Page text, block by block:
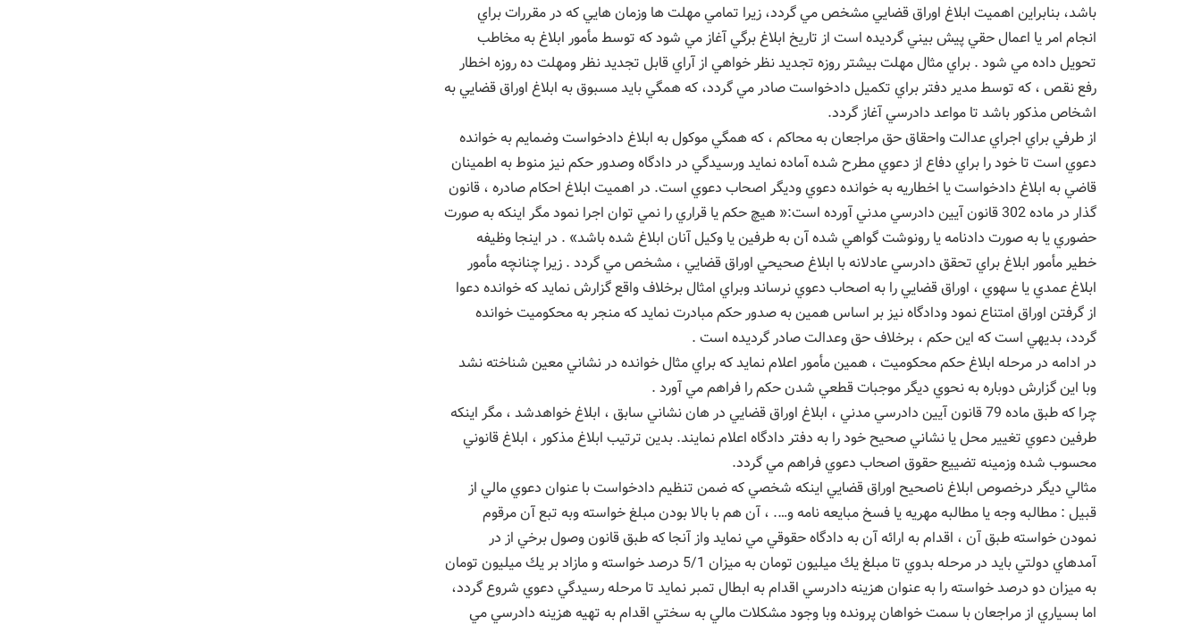
باشد، بنابراين اهميت ابلاغ اوراق قضايي مشخص مي گردد، زيرا تمامي مهلت ها وزمان هايي كه در مقررات براي
انجام امر يا اعمال حقي پيش بيني گرديده است از تاريخ ابلاغ برگي آغاز مي شود كه توسط مأمور ابلاغ به مخاطب
تحويل داده مي شود . براي مثال مهلت بيشتر روزه تجديد نظر خواهي از آراي قابل تجديد نظر ومهلت ده روزه اخطار
رفع نقص ، كه توسط مدير دفتر براي تكميل دادخواست صادر مي گردد، كه همگي بايد مسبوق به ابلاغ اوراق قضايي به
اشخاص مذكور باشد تا مواعد دادرسي آغاز گردد.
از طرفي براي اجراي عدالت واحقاق حق مراجعان به محاكم ، كه همگي موكول به ابلاغ دادخواست وضمايم به خوانده
دعوي است تا خود را براي دفاع از دعوي مطرح شده آماده نمايد ورسيدگي در دادگاه وصدور حكم نيز منوط به اطمينان
قاضي به ابلاغ دادخواست يا اخطاريه به خوانده دعوي وديگر اصحاب دعوي است. در اهميت ابلاغ احكام صادره ، قانون
گذار در ماده 302 قانون آيين دادرسي مدني آورده است:« هيچ حكم يا قراري را نمي توان اجرا نمود مگر اينكه به صورت
حضوري يا به صورت دادنامه يا رونوشت گواهي شده آن به طرفين يا وكيل آنان ابلاغ شده باشد» . در اينجا وظيفه
خطير مأمور ابلاغ براي تحقق دادرسي عادلانه با ابلاغ صحيحي اوراق قضايي ، مشخص مي گردد . زيرا چنانچه مأمور
ابلاغ عمدي يا سهوي ، اوراق قضايي را به اصحاب دعوي نرساند وبراي امثال برخلاف واقع گزارش نمايد كه خوانده دعوا
از گرفتن اوراق امتناع نمود ودادگاه نيز بر اساس همين به صدور حكم مبادرت نمايد كه منجر به محكوميت خوانده
گردد، بديهي است كه اين حكم ، برخلاف حق وعدالت صادر گرديده است .
در ادامه در مرحله ابلاغ حكم محكوميت ، همين مأمور اعلام نمايد كه براي مثال خوانده در نشاني معين شناخته نشد
وبا اين گزارش دوباره به نحوي ديگر موجبات قطعي شدن حكم را فراهم مي آورد .
چرا كه طبق ماده 79 قانون آيين دادرسي مدني ، ابلاغ اوراق قضايي در هان نشاني سابق ، ابلاغ خواهدشد ، مگر اينكه
طرفين دعوي تغيير محل يا نشاني صحيح خود را به دفتر دادگاه اعلام نمايند. بدين ترتيب ابلاغ مذكور ، ابلاغ قانوني
محسوب شده وزمينه تضييع حقوق اصحاب دعوي فراهم مي گردد.
مثالي ديگر درخصوص ابلاغ ناصحيح اوراق قضايي اينكه شخصي كه ضمن تنظيم دادخواست با عنوان دعوي مالي از
قبيل : مطالبه وجه يا مطالبه مهريه يا فسخ مبايعه نامه و…. ، آن هم با بالا بودن مبلغ خواسته وبه تبع آن مرقوم
نمودن خواسته طبق آن ، اقدام به ارائه آن به دادگاه حقوقي مي نمايد واز آنجا كه طبق قانون وصول برخي از در
آمدهاي دولتي بايد در مرحله بدوي تا مبلغ يك ميليون تومان به ميزان 5/1 درصد خواسته و مازاد بر يك ميليون تومان
به ميزان دو درصد خواسته را به عنوان هزينه دادرسي اقدام به ابطال تمبر نمايد تا مرحله رسيدگي دعوي شروع گردد،
اما بسياري از مراجعان با سمت خواهان پرونده وبا وجود مشكلات مالي به سختي اقدام به تهيه هزينه دادرسي مي